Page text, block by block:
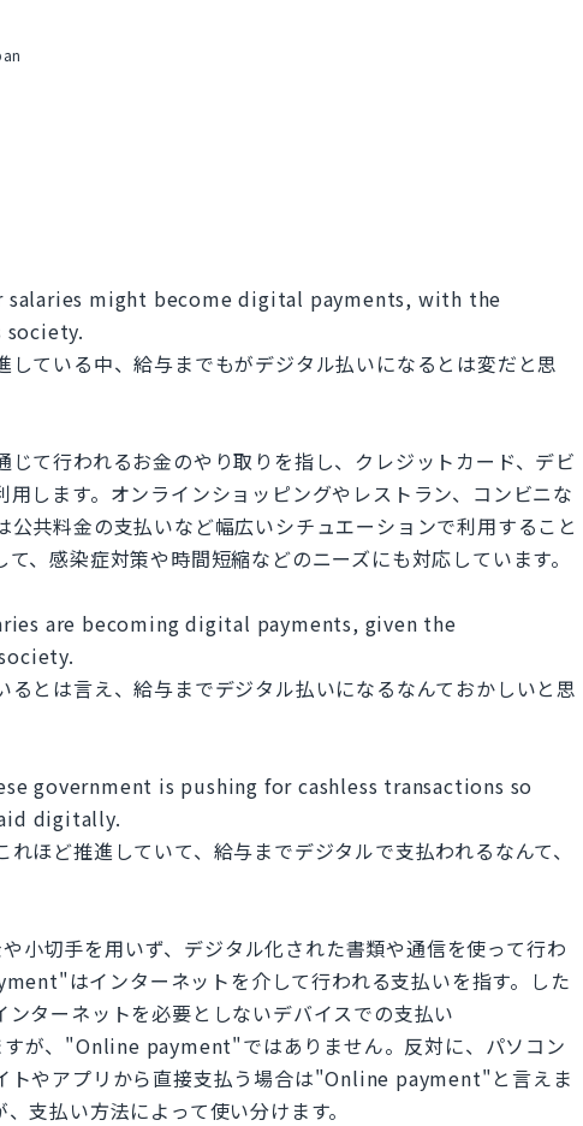
might become digital payments, with the
society.
している中、給与までもがデジタル払いになるとは変だと思
て行われるお金のやり取りを指し、クレジットカード、デビ
します。オンラインショッピングやレストラン、コンビニな
公共料金の支払いなど幅広いシチュエーションで利用すること
、感染症対策や時間短縮などのニーズにも対応しています。
are becoming digital payments, given the
るとは言え、給与までデジタル払いになるなんておかしいと思
government is pushing for cashless transactions so
digitally.
れほど推進していて、給与までデジタルで支払われるなんて、
切手を用いず、デジタル化された書類や通信を使って行わ
はインターネットを介して行われる支払いを指す。した
ターネットを必要としないデバイスでの支払い
が、"Online payment"ではありません。反対に、パソコン
トやアプリから直接支払う場合は"Online payment"と言えま
支払い方法によって使い分けます。